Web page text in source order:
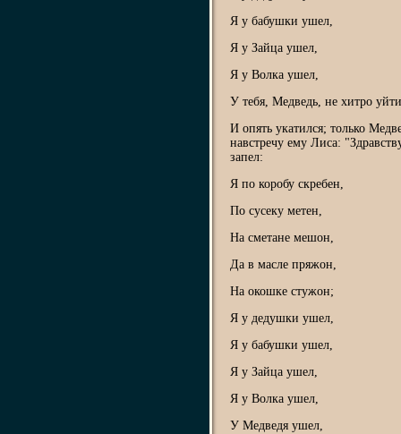
Я у бабушки ушел,
Я у Зайца ушел,
Я у Волка ушел,
У тебя, Медведь, не хитро
И опять укатился; только
навстречу ему Лиса:
запел:
Я по коробу скребен,
По сусеку метен,
На сметане мешон,
Да в масле пряжон,
На окошке стужон;
Я у дедушки ушел,
Я у бабушки ушел,
Я у Зайца ушел,
Я у Волка ушел,
У Медведя ушел,